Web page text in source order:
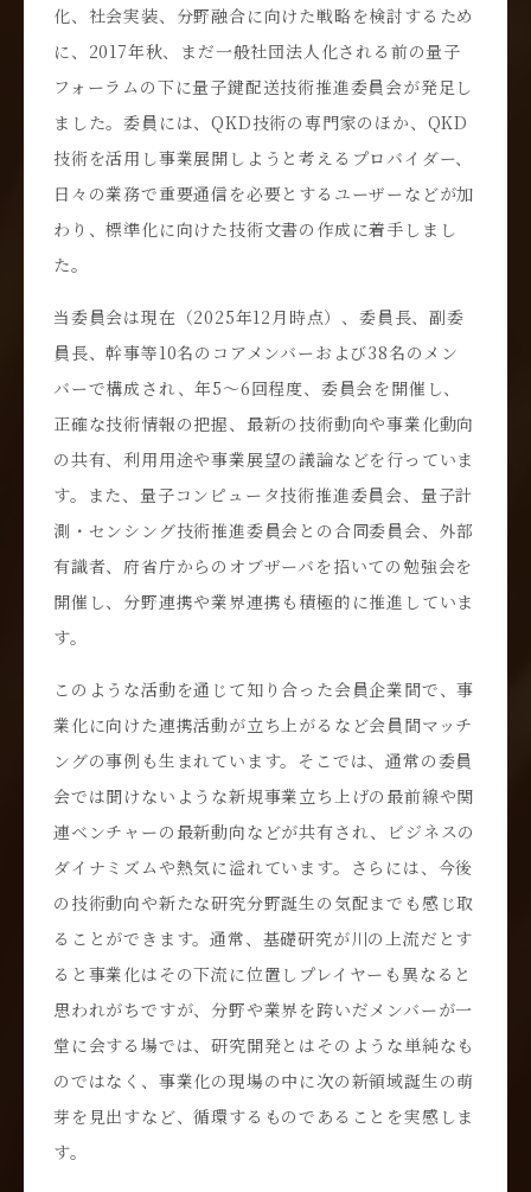
化、社会実装、分野融合に向けた戦略を検討するため
に、2017年秋、まだ一般社団法人化される前の量子
フォーラムの下に量子鍵配送技術推進委員会が発足し
ました。委員には、QKD技術の専門家のほか、QKD
技術を活用し事業展開しようと考えるプロバイダー、
日々の業務で重要通信を必要とするユーザーなどが加
わり、標準化に向けた技術文書の作成に着手しまし
た。
当委員会は現在（2025年12月時点）、委員長、副委
員長、幹事等10名のコアメンバーおよび38名のメン
バーで構成され、年5～6回程度、委員会を開催し、
正確な技術情報の把握、最新の技術動向や事業化動向
の共有、利用用途や事業展望の議論などを行っていま
す。また、量子コンピュータ技術推進委員会、量子計
測・センシング技術推進委員会との合同委員会、外部
有識者、府省庁からのオブザーバを招いての勉強会を
開催し、分野連携や業界連携も積極的に推進していま
す。
このような活動を通じて知り合った会員企業間で、事
業化に向けた連携活動が立ち上がるなど会員間マッチ
ングの事例も生まれています。そこでは、通常の委員
会では聞けないような新規事業立ち上げの最前線や関
連ベンチャーの最新動向などが共有され、ビジネスの
ダイナミズムや熱気に溢れています。さらには、今後
の技術動向や新たな研究分野誕生の気配までも感じ取
ることができます。通常、基礎研究が川の上流だとす
ると事業化はその下流に位置しプレイヤーも異なると
思われがちですが、分野や業界を跨いだメンバーが一
堂に会する場では、研究開発とはそのような単純なも
のではなく、事業化の現場の中に次の新領域誕生の萌
芽を見出すなど、循環するものであることを実感しま
す。